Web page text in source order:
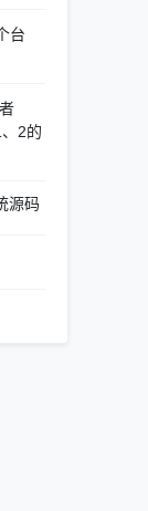
台
2的
源码